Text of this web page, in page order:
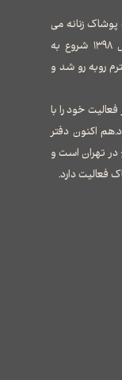
زنانه می
باشد که توسط خانم ملیحه سلطانی در سال ۱۳۹۸ شروع به
روبه رو شد و
خود را با
اکنون دفتر
تهران است و
فعالیت دارد.